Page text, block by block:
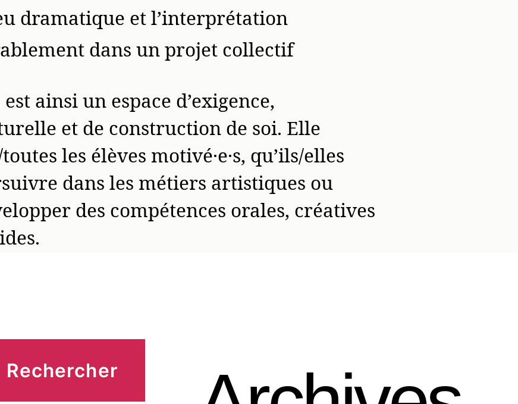
dramatique et l’interprétation
dans un projet collectif
ainsi un espace d’exigence,
et de construction de soi. Elle
les élèves motivé·e·s, qu’ils/elles
dans les métiers artistiques ou
des compétences orales, créatives
Rechercher